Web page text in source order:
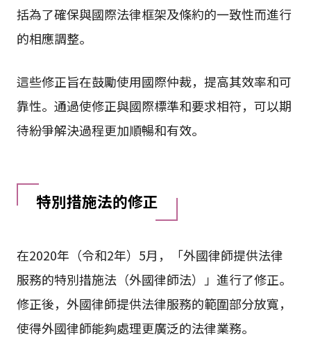
括為了確保與國際法律框架及條約的一致性而進行
的相應調整。
這些修正旨在鼓勵使用國際仲裁，提高其效率和可
靠性。通過使修正與國際標準和要求相符，可以期
待紛爭解決過程更加順暢和有效。
特別措施法的修正
在2020年（令和2年）5月，「外國律師提供法律
服務的特別措施法（外國律師法）」進行了修正。
修正後，外國律師提供法律服務的範圍部分放寬，
使得外國律師能夠處理更廣泛的法律業務。